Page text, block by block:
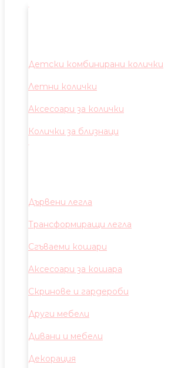
Детски комбинирани колички
Летни колички
Аксесоари за колички
Колички за близнаци
Дървени легла
Трансформиращи легла
Сгъваеми кошари
Аксесоари за кошара
Скринове и гардероби
Други мебели
Дивани и мебели
Декорация